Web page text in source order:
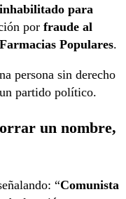
inhabilitado para
por fraude al
Populares.
persona sin derecho
partido político.
un nombre,
“Comunista